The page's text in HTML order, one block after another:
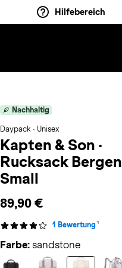
Hilfebereich
Nachhaltig
Daypack · Unisex
Kapten & Son ·
Rucksack Bergen
Small
89,90 €
1 Bewertung 1
Farbe: sandstone